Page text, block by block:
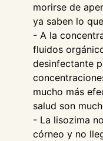
morirse de
ya saben lo
- A la
fluidos
desinfectante
mucho más
salud son
- La lisozima
córneo y no